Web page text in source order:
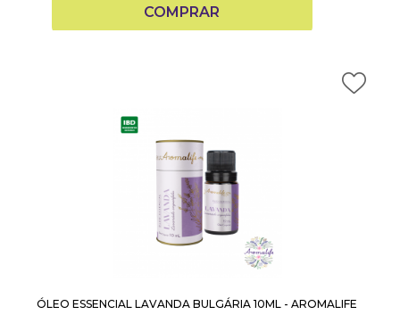
COMPRAR
ÓLEO ESSENCIAL LAVANDA BULGÁRIA 10ML - AROMALIFE